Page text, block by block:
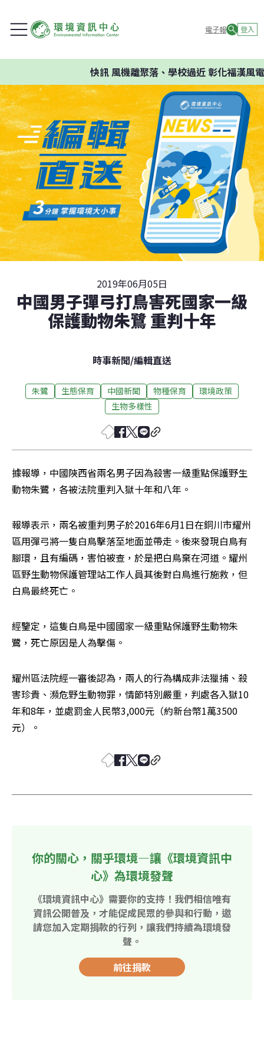
電子報 登入
快訊風機離聚落、學校過近 彰化福漢風電
2019年06月05日
中國男子彈弓打鳥害死國家一級
保護動物朱鷺 重判十年
時事新聞/編輯直送
朱鷺 生態保育 中國新聞 物種保育
環境政策
生物多樣性
據報導，中國陝西省兩名男子因為殺害一級重點保護野生
動物朱鷺，各被法院重判入獄十年和八年。
報導表示，兩名被重判男子於2016年6月1日在銅川市耀州
區用彈弓將一隻白鳥擊落至地面並帶走。後來發現白鳥有
腳環，且有編碼，害怕被查，於是把白鳥棄在河道。耀州
區野生動物保護管理站工作人員其後對白鳥進行施救，但
白鳥最終死亡。
經鑒定，這隻白鳥是中國國家一級重點保護野生動物朱
鷺，死亡原因是人為擊傷。
耀州區法院經一審後認為，兩人的行為構成非法獵捕、殺
害珍貴、瀕危野生動物罪，情節特別嚴重，判處各入獄10
年和8年，並處罰金人民幣3,000元（約新台幣1萬3500
元）。
你的關心，關乎環境—讓《環境資訊中
心》為環境發聲
《環境資訊中心》需要你的支持！我們相信唯有
資訊公開普及，才能促成民眾的參與和行動，邀
請您加入定期捐款的行列，讓我們持續為環境發
聲。
前往捐款